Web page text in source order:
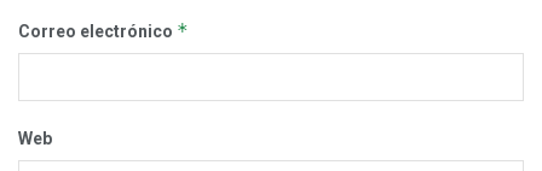
Correo electrónico *
Web